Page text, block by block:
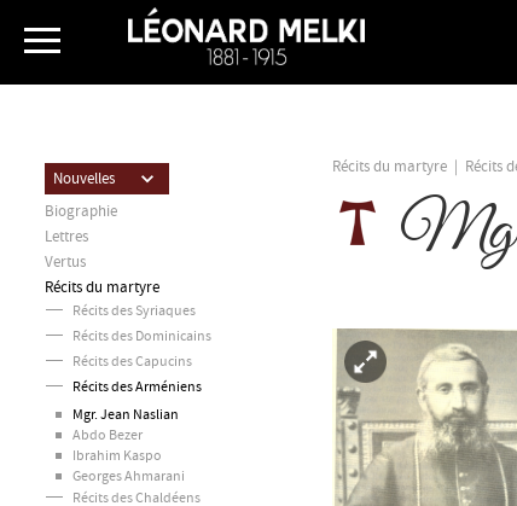
Nouvelles
Biographie
Lettres
Vertus
Récits du martyre
Récits des Syriaques
Récits des Dominicains
Récits des Capucins
Récits des Arméniens
Mgr. Jean Naslian
Abdo Bezer
Ibrahim Kaspo
Georges Ahmarani
Récits des Chaldéens
Récits du martyre Récits